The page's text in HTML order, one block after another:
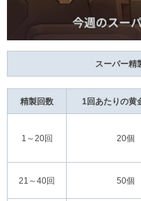
スーパー精
精製回数 1回あたりの黄
1～20回 20個
21～40回 50個